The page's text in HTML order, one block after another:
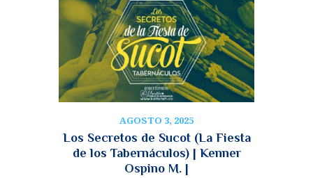
AGOSTO 3, 2025
Los Secretos de Sucot (La Fiesta
de los Tabernáculos) | Kenner
Ospino M. |